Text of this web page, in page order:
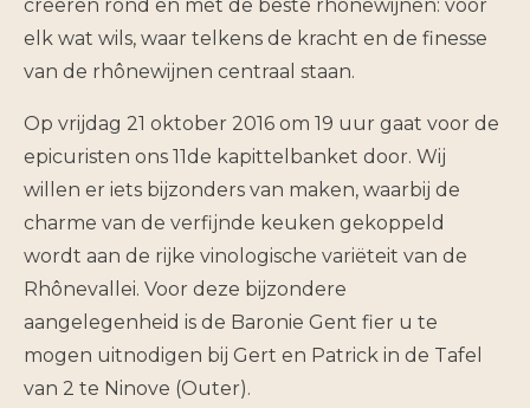
creëren rond en met de beste rhônewijnen: voor
elk wat wils, waar telkens de kracht en de finesse
van de rhônewijnen centraal staan.
Op vrijdag 21 oktober 2016 om 19 uur gaat voor de
epicuristen ons 11de kapittelbanket door. Wij
willen er iets bijzonders van maken, waarbij de
charme van de verfijnde keuken gekoppeld
wordt aan de rijke vinologische variëteit van de
Rhônevallei. Voor deze bijzondere
aangelegenheid is de Baronie Gent fier u te
mogen uitnodigen bij Gert en Patrick in de Tafel
van 2 te Ninove (Outer).